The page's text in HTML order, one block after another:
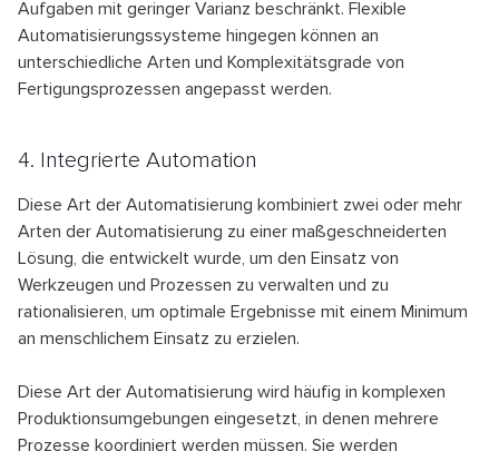
Aufgaben mit geringer Varianz beschränkt. Flexible
Automatisierungssysteme hingegen können an
unterschiedliche Arten und Komplexitätsgrade von
Fertigungsprozessen angepasst werden.
4. Integrierte Automation
Diese Art der Automatisierung kombiniert zwei oder mehr
Arten der Automatisierung zu einer maßgeschneiderten
Lösung, die entwickelt wurde, um den Einsatz von
Werkzeugen und Prozessen zu verwalten und zu
rationalisieren, um optimale Ergebnisse mit einem Minimum
an menschlichem Einsatz zu erzielen.
Diese Art der Automatisierung wird häufig in komplexen
Produktionsumgebungen eingesetzt, in denen mehrere
Prozesse koordiniert werden müssen. Sie werden